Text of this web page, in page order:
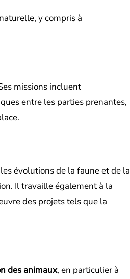
y compris à
missions incluent
entre les parties prenantes,
évolutions de la faune et de la
Il travaille également à la
des projets tels que la
des animaux, en particulier à